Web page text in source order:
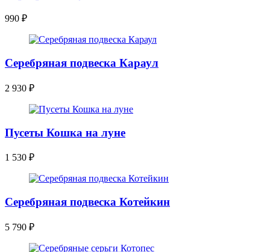
990 ₽
Серебряная подвеска Караул
2 930 ₽
Пусеты Кошка на луне
1 530 ₽
Серебряная подвеска Котейкин
5 790 ₽